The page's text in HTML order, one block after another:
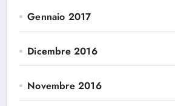
Gennaio 2017
Dicembre 2016
Novembre 2016